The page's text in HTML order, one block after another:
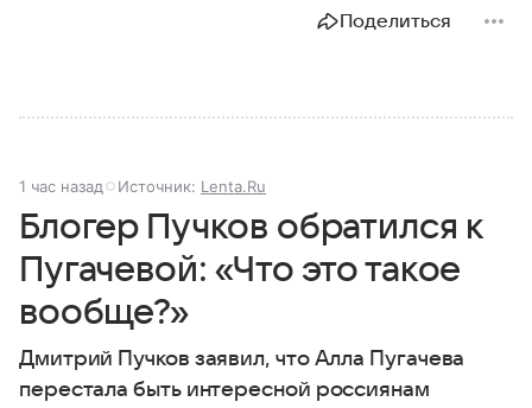
Поделиться
1 час назад Источник: Lenta.Ru
Блогер Пучков обратился к
Пугачевой: «Что это такое
вообще?»
Дмитрий Пучков заявил, что Алла Пугачева
перестала быть интересной россиянам